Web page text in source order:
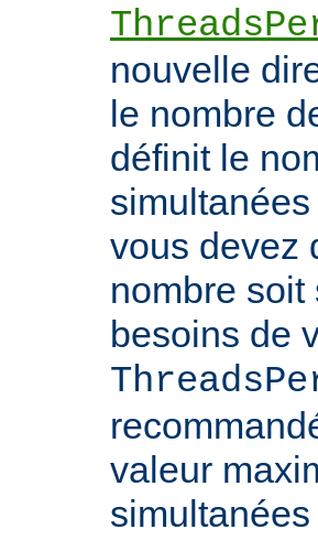
nouvelle
le nombre
définit le
vous devez
nombre soit
besoins de
valeur